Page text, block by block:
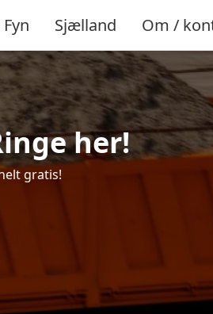
Fyn Sjælland Om /
her!
gratis!